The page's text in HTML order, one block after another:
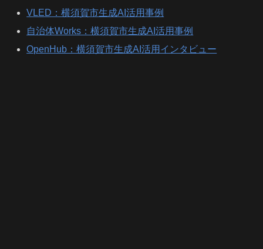
VLED：横須賀市生成AI活用事例
自治体Works：横須賀市生成AI活用事例
OpenHub：横須賀市生成AI活用インタビュー